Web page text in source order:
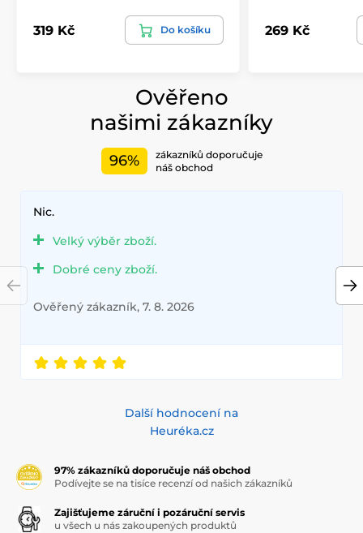
319 Kč Do košíku 269 Kč
Ověřeno
našimi zákazníky
96%
zákazníků doporučuje
náš obchod
Nic.
Velký výběr zboží.
Dobré ceny zboží.
Ověřený zákazník, 7. 8. 2026
Další hodnocení na
Heuréka.cz
97% zákazníků doporučuje náš obchod
Podívejte se na tisíce recenzí od našich zákazníků
Zajišťujeme záruční i pozáruční servis
u všech u nás zakoupených produktů